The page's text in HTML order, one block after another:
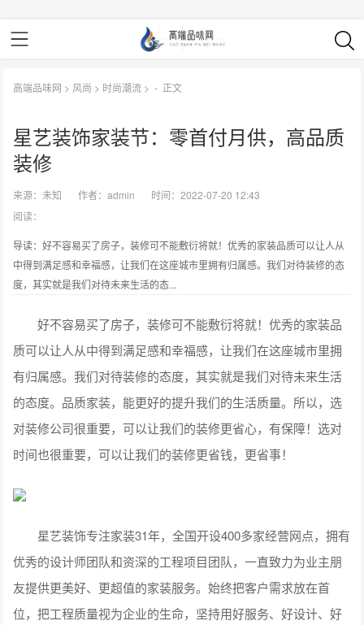
高端品味网 > 风尚 > 时尚潮流 > - 正文
星艺装饰家装节：零首付月供，高品质
装修
来源：未知 作者：admin
时间：2022-07-20 12:43
阅读：
导读：好不容易买了房子，装修可不能敷衍将就！优秀的家装品质可以让人从
中得到满足感和幸福感，让我们在这座城市里拥有归属感。我们对待装修的态
度，其实就是我们对待未来生活的态...
好不容易买了房子，装修可不能敷衍将就！优秀的家装品
质可以让人从中得到满足感和幸福感，让我们在这座城市里拥
有归属感。我们对待装修的态度，其实就是我们对待未来生活
的态度。品质家装，能更好的提升我们的生活质量。所以，选
对装修公司很重要，可以让我们的装修更省心，有保障！选对
时间也很重要，可以让我们的装修更省钱，更省事！
星艺装饰专注家装31年，全国开设400多家经营网点，拥有
优秀的设计师团队和资深的工程项目团队，一直致力为业主朋
友提供更美好、更超值的家装服务。始终把客户需求放在首
位，把工程质量视为企业的生命，坚持用好服务、好设计、好